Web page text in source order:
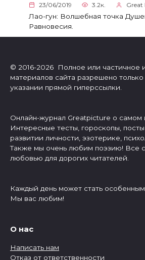
23/06/2019 3.2к. Great
Лао-гун: Волшебная точка
Равновесия.
© 2016-2026 Полное или частичное
материалов сайта разрешено
указании прямой гиперссылки.
Онлайн-журнал Greatpicture о самом
Интересные тесты, гороскопы,
развитии личности, эзотерике,
Также мы очень любим поэзию! Все
любовью для дорогих читателей.
Каждый день может стать
Мы вас любим!
О нас
Написать нам
Отказ от ответственности